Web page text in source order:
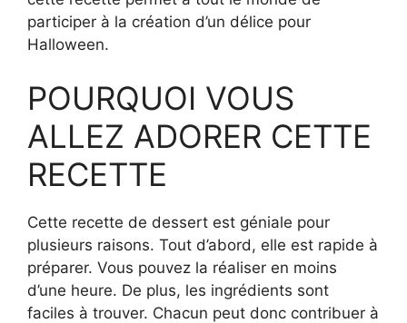
participer à la création d’un délice pour
Halloween.
POURQUOI VOUS
ALLEZ ADORER CETTE
RECETTE
Cette recette de dessert est géniale pour
plusieurs raisons. Tout d’abord, elle est rapide à
préparer. Vous pouvez la réaliser en moins
d’une heure. De plus, les ingrédients sont
faciles à trouver. Chacun peut donc contribuer à